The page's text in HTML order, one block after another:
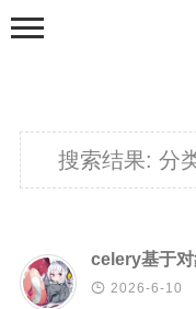
搜索结果: 分
celery基于
 2026-6-10
首页
分类